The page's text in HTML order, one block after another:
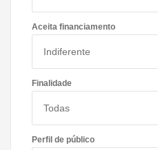
Aceita financiamento
Finalidade
Perfil de público